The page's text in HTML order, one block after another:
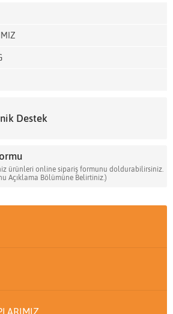
Destek
ürünleri online sipariş formunu doldurabilirsiniz.
Açıklama Bölümüne Belirtiniz.)